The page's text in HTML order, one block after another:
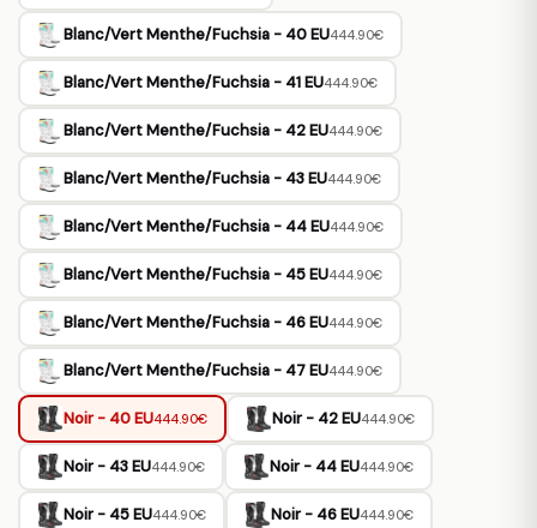
Blanc/Vert Menthe/Fuchsia - 40 EU444.90€
Blanc/Vert Menthe/Fuchsia - 41 EU444.90€
Blanc/Vert Menthe/Fuchsia - 42 EU444.90€
Blanc/Vert Menthe/Fuchsia - 43 EU444.90€
Blanc/Vert Menthe/Fuchsia - 44 EU444.90€
Blanc/Vert Menthe/Fuchsia - 45 EU444.90€
Blanc/Vert Menthe/Fuchsia - 46 EU444.90€
Blanc/Vert Menthe/Fuchsia - 47 EU444.90€
Noir - 40 EU444.90€ Noir - 42 EU444.90€
Noir - 43 EU444.90€ Noir - 44 EU444.90€
Noir - 45 EU444.90€ Noir - 46 EU444.90€